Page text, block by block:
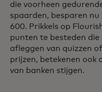
die voorheen
spaarden, besparen
600. Prikkels op
punten te besteden
afleggen van quizzen
prijzen, betekenen ook
van banken stijgen.